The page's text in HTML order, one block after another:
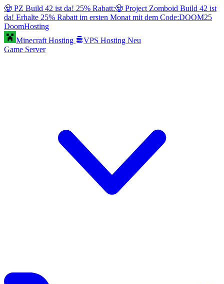
🧟 PZ Build 42 ist da! 25% Rabatt:🧟 Project Zomboid Build 42 ist
da! Erhalte 25% Rabatt im ersten Monat mit dem Code:DOOM25
DoomHosting
Minecraft Hosting
VPS Hosting Neu
Game Server